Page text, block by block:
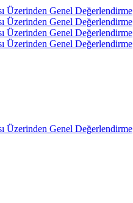
Üzerinden Genel Değerlendirme
Üzerinden Genel Değerlendirme
Üzerinden Genel Değerlendirme
Üzerinden Genel Değerlendirme
Üzerinden Genel Değerlendirme